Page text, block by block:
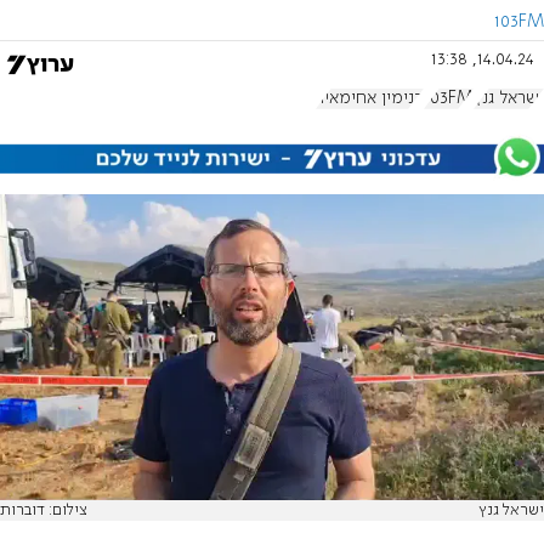
103FM
14.04.24, 13:38
ישראל גנץ 103FM בנימין אחימאיר
ישראל גנץ צילום: דוברות